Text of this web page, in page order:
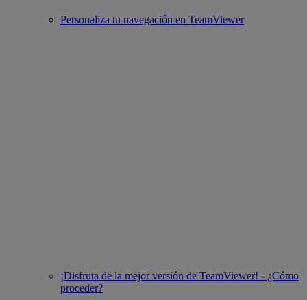
Personaliza tu navegación en TeamViewer
¡Disfruta de la mejor versión de TeamViewer! - ¿Cómo
proceder?